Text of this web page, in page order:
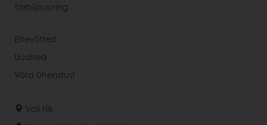
Tarbijauuring
Ettevõttest
Uudised
Võta ühendust
Vali riik